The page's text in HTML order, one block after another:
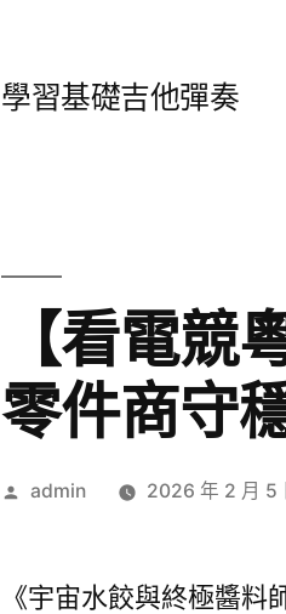
學習基礎吉他彈奏
【看電競
零件商守
作
admin 2026 年 2 月 5
《宇宙水餃與終極醬